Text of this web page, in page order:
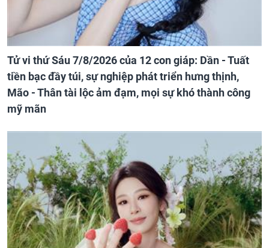
Tử vi thứ Sáu 7/8/2026 của 12 con giáp: Dần - Tuất
tiền bạc đầy túi, sự nghiệp phát triển hưng thịnh,
Mão - Thân tài lộc ảm đạm, mọi sự khó thành công
mỹ mãn